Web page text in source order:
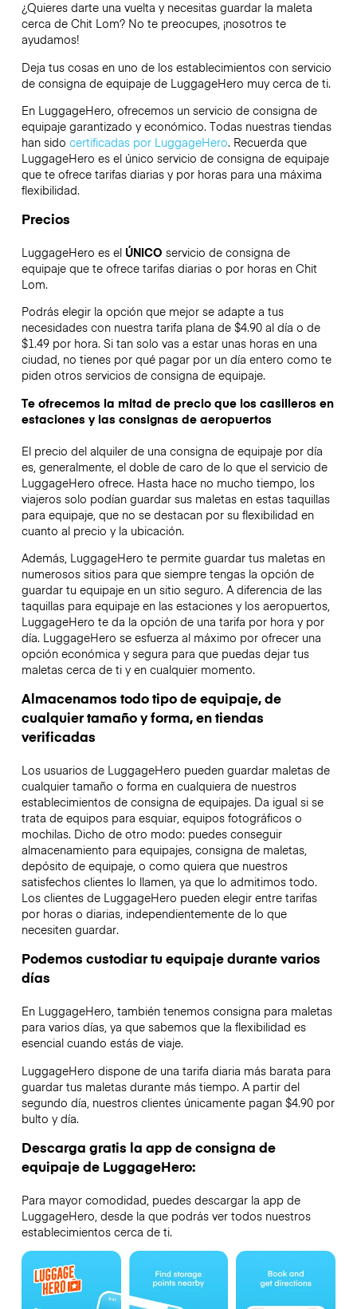
¿Quieres darte una vuelta y necesitas guardar la maleta
cerca de Chit Lom? No te preocupes, ¡nosotros te
ayudamos!
Deja tus cosas en uno de los establecimientos con servicio
de consigna de equipaje de LuggageHero muy cerca de ti.
En LuggageHero, ofrecemos un servicio de consigna de
equipaje garantizado y económico. Todas nuestras tiendas
han sido certificadas por LuggageHero. Recuerda que
LuggageHero es el único servicio de consigna de equipaje
que te ofrece tarifas diarias y por horas para una máxima
flexibilidad.
Precios
LuggageHero es el ÚNICO servicio de consigna de
equipaje que te ofrece tarifas diarias o por horas en Chit
Lom.
Podrás elegir la opción que mejor se adapte a tus
necesidades con nuestra tarifa plana de $4.90 al día o de
$1.49 por hora. Si tan solo vas a estar unas horas en una
ciudad, no tienes por qué pagar por un día entero como te
piden otros servicios de consigna de equipaje.
Te ofrecemos la mitad de precio que los casilleros en
estaciones y las consignas de aeropuertos
El precio del alquiler de una consigna de equipaje por día
es, generalmente, el doble de caro de lo que el servicio de
LuggageHero ofrece. Hasta hace no mucho tiempo, los
viajeros solo podían guardar sus maletas en estas taquillas
para equipaje, que no se destacan por su flexibilidad en
cuanto al precio y la ubicación.
Además, LuggageHero te permite guardar tus maletas en
numerosos sitios para que siempre tengas la opción de
guardar tu equipaje en un sitio seguro. A diferencia de las
taquillas para equipaje en las estaciones y los aeropuertos,
LuggageHero te da la opción de una tarifa por hora y por
día. LuggageHero se esfuerza al máximo por ofrecer una
opción económica y segura para que puedas dejar tus
maletas cerca de ti y en cualquier momento.
Almacenamos todo tipo de equipaje, de
cualquier tamaño y forma, en tiendas
verificadas
Los usuarios de LuggageHero pueden guardar maletas de
cualquier tamaño o forma en cualquiera de nuestros
establecimientos de consigna de equipajes. Da igual si se
trata de equipos para esquiar, equipos fotográficos o
mochilas. Dicho de otro modo: puedes conseguir
almacenamiento para equipajes, consigna de maletas,
depósito de equipaje, o como quiera que nuestros
satisfechos clientes lo llamen, ya que lo admitimos todo.
Los clientes de LuggageHero pueden elegir entre tarifas
por horas o diarias, independientemente de lo que
necesiten guardar.
Podemos custodiar tu equipaje durante varios
días
En LuggageHero, también tenemos consigna para maletas
para varios días, ya que sabemos que la flexibilidad es
esencial cuando estás de viaje.
LuggageHero dispone de una tarifa diaria más barata para
guardar tus maletas durante más tiempo. A partir del
segundo día, nuestros clientes únicamente pagan $4.90 por
bulto y día.
Descarga gratis la app de consigna de
equipaje de LuggageHero:
Para mayor comodidad, puedes descargar la app de
LuggageHero, desde la que podrás ver todos nuestros
establecimientos cerca de ti.